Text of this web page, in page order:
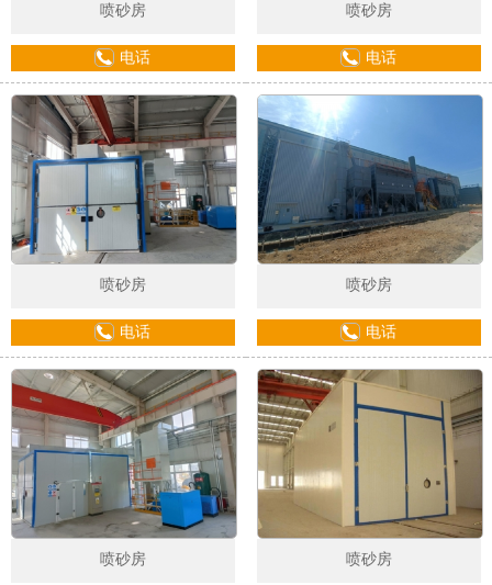
喷砂房
电话
喷砂房
电话
喷砂房
电话
喷砂房
电话
喷砂房 喷砂房